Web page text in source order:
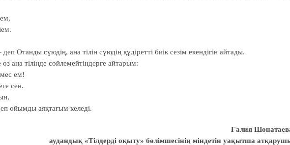
Отанды сүюдің, ана тілін сүюдің құдіретті биік сезім екендігін айтады.
ана тілінде сөйлемейтіндерге айтарым:
ем!
сен.
ойымды аяқтағым келеді.
Ғалия
аудандық «Тілдерді оқыту» бөлімшесінің міндетін уақытша